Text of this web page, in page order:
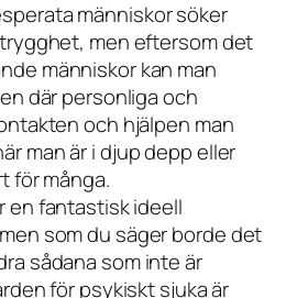
människor söker
men eftersom det
människor kan man
där personliga och
och hjälpen man
man är i djup depp eller
för många.
en fantastisk ideell
som du säger borde det
sådana som inte är
för psykiskt sjuka är